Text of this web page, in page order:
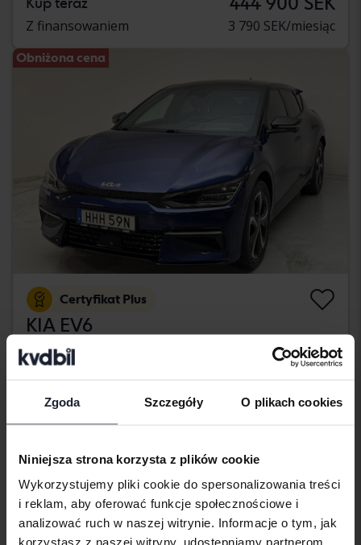
Zgoda Szczegóły O plikach cookies
Niniejsza strona korzysta z plików cookie
Wykorzystujemy pliki cookie do spersonalizowania treści
i reklam, aby oferować funkcje społecznościowe i
analizować ruch w naszej witrynie. Informacje o tym, jak
korzystasz z naszej witryny, udostępniamy partnerom
Z finansowaniem 3 790 SEK/miesiąc
Obniżona cena
Certyfikat Plus
KIA EV6
AWD
2022
30 700 km
Kup teraz 406 900 SEK
Z finansowaniem
3 467 SEK/miesiąc
środa 21 Oferty